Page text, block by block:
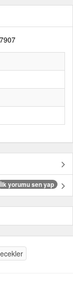
İlk yorumu sen yap